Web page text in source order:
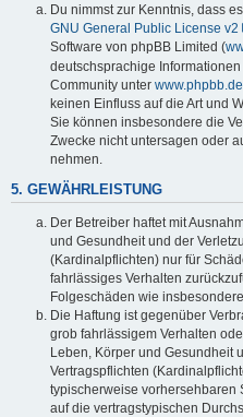
Du nimmst zur Kenntnis, dass
GNU General Public License v2
Software von phpBB Limited (
deutschsprachige
Community unter www.phpbb.de
keinen Einfluss auf die Art und
Sie können insbesondere die
Zwecke nicht untersagen oder
nehmen.
5. GEWÄHRLEISTUNG
Der Betreiber haftet mit
und Gesundheit und der
(Kardinalpflichten) nur für
fahrlässiges Verhalten
Folgeschäden wie
Die Haftung ist gegenüber
grob fahrlässigem Verhalten
Leben, Körper und Gesundheit
Vertragspflichten
typischerweise vorhersehbaren
auf die vertragstypischen